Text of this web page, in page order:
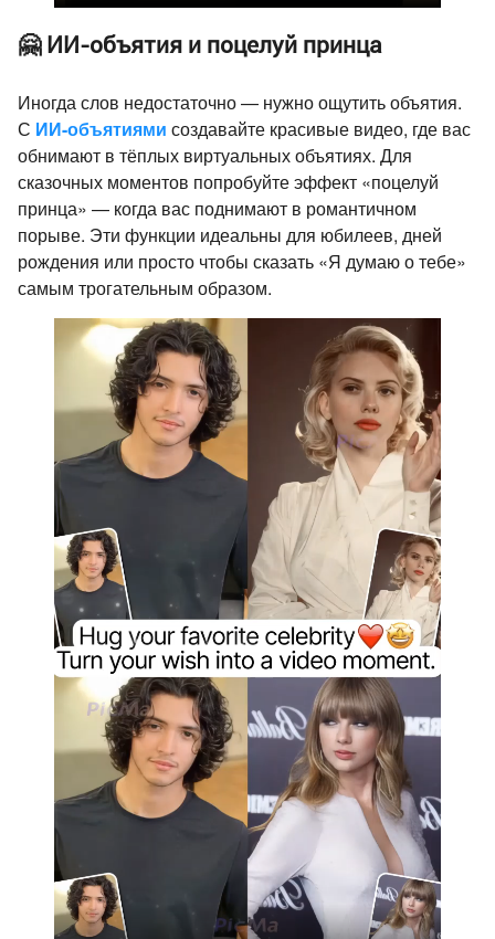
🤗 ИИ-объятия и поцелуй принца
Иногда слов недостаточно — нужно ощутить объятия.
С ИИ-объятиями создавайте красивые видео, где вас
обнимают в тёплых виртуальных объятиях. Для
сказочных моментов попробуйте эффект «поцелуй
принца» — когда вас поднимают в романтичном
порыве. Эти функции идеальны для юбилеев, дней
рождения или просто чтобы сказать «Я думаю о тебе»
самым трогательным образом.